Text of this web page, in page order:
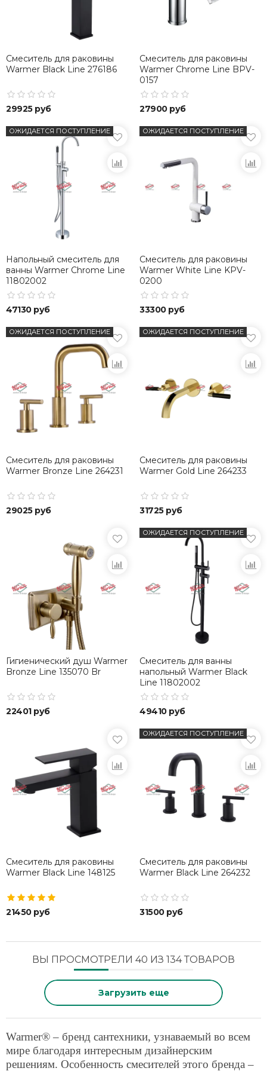
Смеситель для раковины
Warmer Black Line 276186
29925 руб
Смеситель для раковины
Warmer Chrome Line BPV-
0157
27900 руб
ОЖИДАЕТСЯ ПОСТУПЛЕНИЕ
Напольный смеситель для
ванны Warmer Chrome Line
11802002
47130 руб
ОЖИДАЕТСЯ ПОСТУПЛЕНИЕ
Смеситель для раковины
Warmer White Line KPV-
0200
33300 руб
ОЖИДАЕТСЯ ПОСТУПЛЕНИЕ
Смеситель для раковины
Warmer Bronze Line 264231
29025 руб
ОЖИДАЕТСЯ ПОСТУПЛЕНИЕ
Смеситель для раковины
Warmer Gold Line 264233
31725 руб
Гигиенический душ Warmer
Bronze Line 135070 Br
22401 руб
ОЖИДАЕТСЯ ПОСТУПЛЕНИЕ
Смеситель для ванны
напольный Warmer Black
Line 11802002
49410 руб
Смеситель для раковины
Warmer Black Line 148125
21450 руб
ОЖИДАЕТСЯ ПОСТУПЛЕНИЕ
Смеситель для раковины
Warmer Black Line 264232
31500 руб
ВЫ ПРОСМОТРЕЛИ 40 ИЗ 134 ТОВАРОВ
Загрузить еще
Warmer® – бренд сантехники, узнаваемый во всем
мире благодаря интересным дизайнерским
решениям. Особенность смесителей этого бренда –